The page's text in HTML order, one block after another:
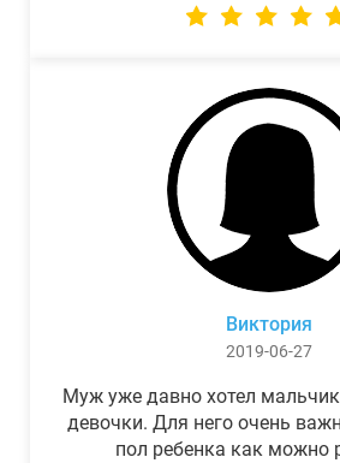
Виктория
2019-06-27
Муж уже давно хотел
девочки. Для него очень
пол ребенка как можно